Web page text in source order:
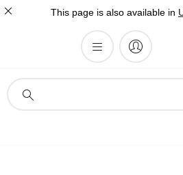
This page is also available in